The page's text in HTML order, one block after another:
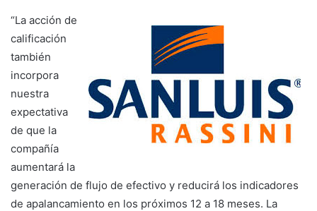
“La acción de
calificación
también
incorpora
nuestra
expectativa
de que la
compañía
aumentará la
generación de flujo de efectivo y reducirá los indicadores
de apalancamiento en los próximos 12 a 18 meses. La